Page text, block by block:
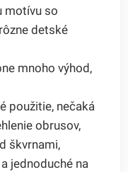
motívu so
detské
mnoho výhod,
použitie, nečaká
obrusov,
škvrnami,
jednoduché na